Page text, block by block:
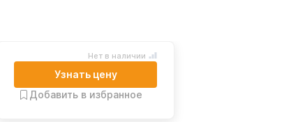
Нет в наличии
Узнать цену
Добавить в избранное